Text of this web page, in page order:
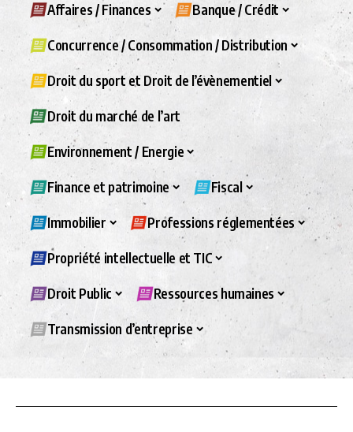
Affaires / Finances Banque / Crédit
Concurrence / Consommation / Distribution
Droit du sport et Droit de l’évènementiel
Droit du marché de l’art
Environnement / Energie
Finance et patrimoine Fiscal
Immobilier Professions réglementées
Propriété intellectuelle et TIC
Droit Public Ressources humaines
Transmission d’entreprise